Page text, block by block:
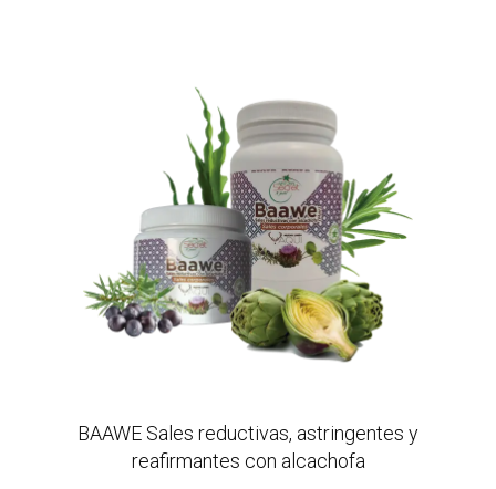
BAAWE Sales reductivas, astringentes y
reafirmantes con alcachofa